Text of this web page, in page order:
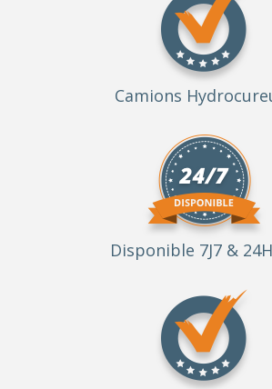
Camions
Disponible 7J7 &